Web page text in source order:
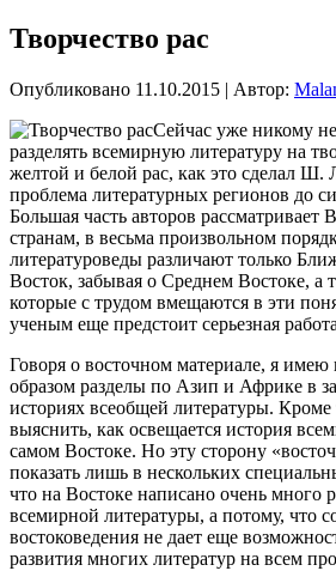
Творчество рас
Опубликовано 11.10.2015 | Автор:
Сейчас уже никому
разделять всемирную литературу на
желтой и белой рас, как это сделал Ш.
проблема литературных регионов до
Большая часть авторов рассматривает
странам, в весьма произвольном
литературоведы различают только
Восток, забывая о Среднем Востоке, а
которые с трудом вмещаются в эти
ученым еще предстоит серьезная
Говоря о восточном материале, я
образом разделы по Азип и Африке в
историях всеобщей литературы. Кроме
выяснить, как освещается история
самом Востоке. Но эту сторону
показать лишь в нескольких
что на Востоке написано очень много
всемирной литературы, а потому, что
востоковедения не дает еще
развития многих литератур на всем